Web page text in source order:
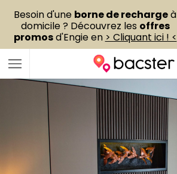
Besoin d'une borne de rechargeà
domicile ? Découvrez les offres
promosd'Engie en > Cliquant ici ! <